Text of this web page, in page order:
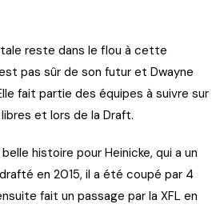
reste dans le flou à cette
pas sûr de son futur et Dwayne
fait partie des équipes à suivre sur
et lors de la Draft.
histoire pour Heinicke, qui a un
en 2015, il a été coupé par 4
fait un passage par la XFL en